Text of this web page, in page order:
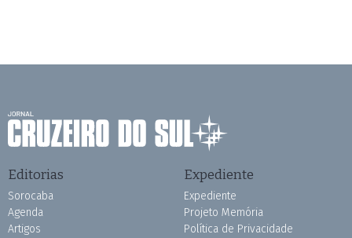
Editorias
Sorocaba
Agenda
Artigos
Expediente
Expediente
Projeto Memória
Política de Privacidade